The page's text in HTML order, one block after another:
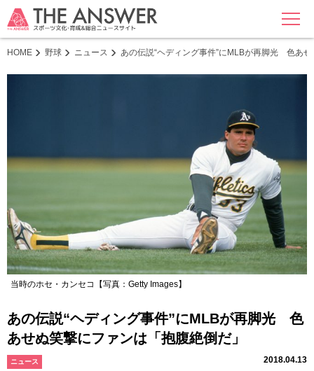
MENU
HOME 野球 ニュース あの伝説“ヘディング事件”にMLBが再脚光 色あ
当時のホセ・カンセコ【写真：Getty Images】
あの伝説“ヘディング事件”にMLBが再脚光 色
あせぬ笑撃にファンは「抱腹絶倒だ」
ニュース 2018.04.13